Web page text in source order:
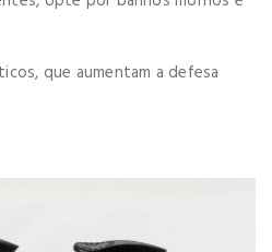
que aumentam a defesa